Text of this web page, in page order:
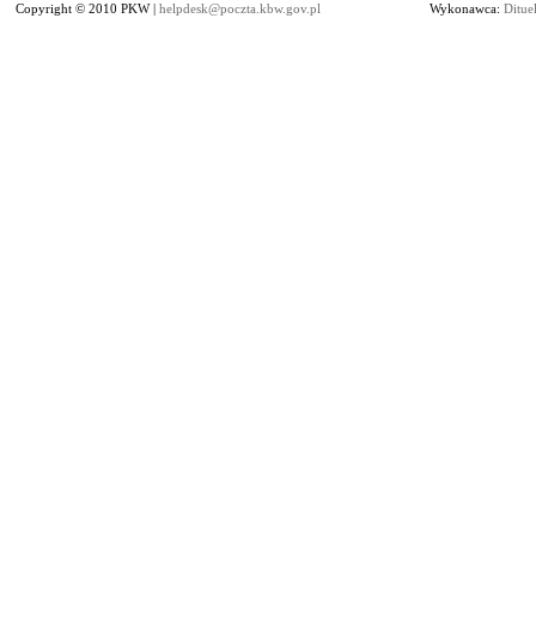
Copyright © 2010 PKW | helpdesk@poczta.kbw.gov.pl Wykonawca: